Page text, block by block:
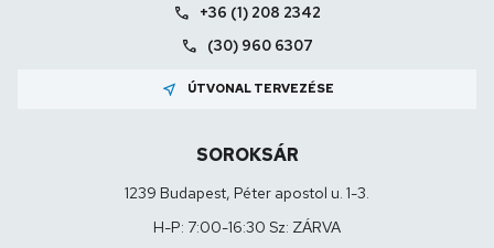
call +36 (1) 208 2342
call (30) 960 6307
near_me ÚTVONAL TERVEZÉSE
SOROKSÁR
1239 Budapest, Péter apostol u. 1-3.
H-P: 7:00-16:30 Sz: ZÁRVA